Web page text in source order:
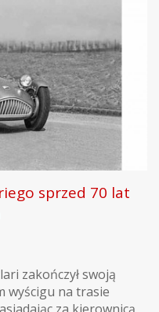
sprzed 70 lat
zakończył swoją
wyścigu na trasie